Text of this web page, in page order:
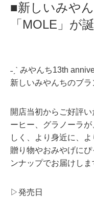
■新しいみや
「MOLE」が
˗ˏˋ みやんち13th
新しいみやんちのブラ
開店当初からご好評
ーヒー、グラノーラ
しく、より身近に、よ
贈り物やおみやげにぴ
ンナップでお届けしま
▷発売日